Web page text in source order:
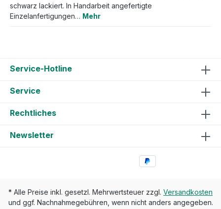
schwarz lackiert. In Handarbeit angefertigte
Einzelanfertigungen… Mehr
Service-Hotline
Service
Rechtliches
Newsletter
* Alle Preise inkl. gesetzl. Mehrwertsteuer zzgl. Versandkosten
und ggf. Nachnahmegebühren, wenn nicht anders angegeben.